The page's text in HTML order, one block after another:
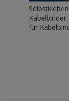
für